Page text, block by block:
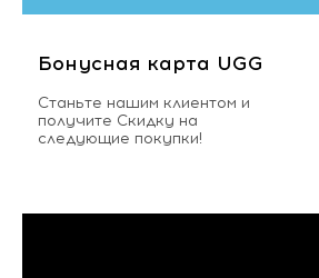
Бонусная карта UGG
Станьте нашим клиентом и
получите Скидку на
следующие покупки!